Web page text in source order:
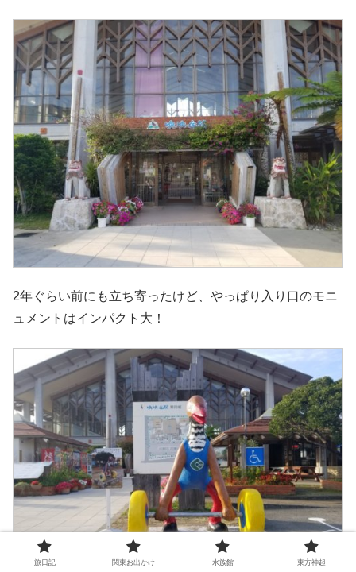
2年ぐらい前にも立ち寄ったけど、やっぱり入り口のモニ
ュメントはインパクト大！
旅日記 関東お出かけ 水族館 東方神起